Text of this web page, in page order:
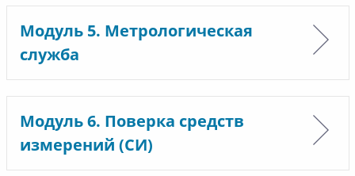
Модуль 5. Метрологическая
служба
Модуль 6. Поверка средств
измерений (СИ)